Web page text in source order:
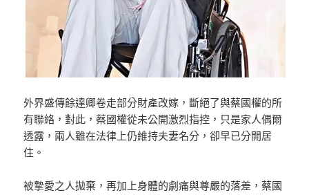
外界盛傳餘達卿卷走部分財產改嫁，斷絕了與蔡國權的所
有聯絡，對此，蔡國權從未公開激烈指控，只是家人偶爾
透露，兩人雖在法律上仍維持夫妻名分，卻早已分開居
住。
被摯愛之人拋棄，再加上身體的劇痛與尊嚴的落差，蔡國